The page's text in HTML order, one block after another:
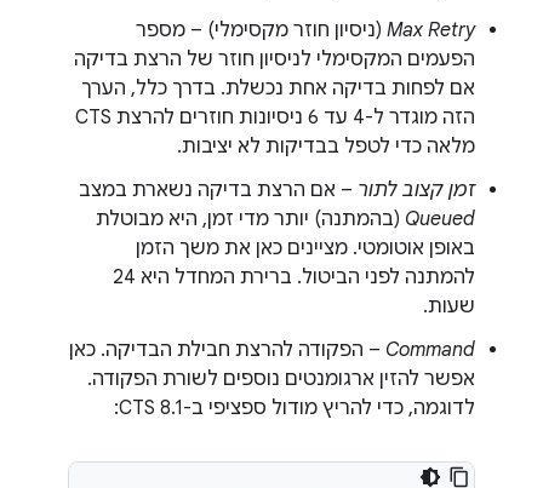
Max Retry (ניסיון חוזר מקסימלי) – מספר
הפעמים המקסימלי לניסיון חוזר של הרצת בדיקה
אם לפחות בדיקה אחת נכשלת. בדרך כלל, הערך
הזה מוגדר ל-4 עד 6 ניסיונות חוזרים להרצת CTS
מלאה כדי לטפל בבדיקות לא יציבות.
זמן קצוב לתור – אם הרצת בדיקה נשארת במצב
Queued (בהמתנה) יותר מדי זמן, היא מבוטלת
באופן אוטומטי. מציינים כאן את משך הזמן
להמתנה לפני הביטול. ברירת המחדל היא 24
שעות.
Command – הפקודה להרצת חבילת הבדיקה. כאן
אפשר להזין ארגומנטים נוספים לשורת הפקודה.
לדוגמה, כדי להריץ מודול ספציפי ב-CTS 8.1: